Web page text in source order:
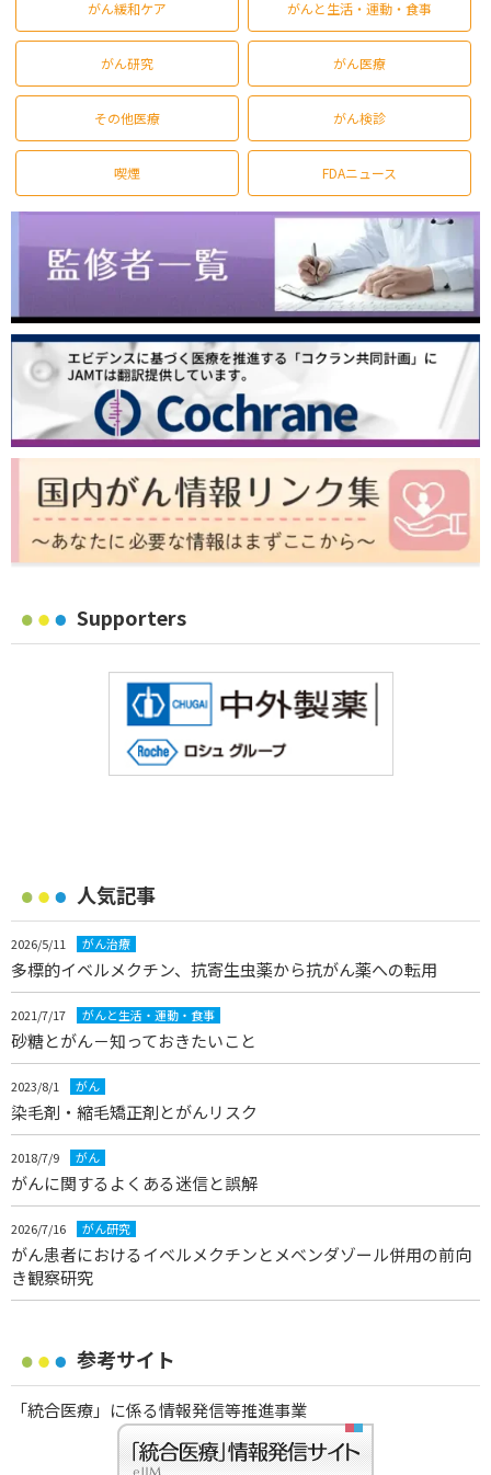
がん緩和ケア がんと生活・運動・食事
がん研究 がん医療
その他医療 がん検診
喫煙 FDAニュース
Supporters
人気記事
2026/5/11 がん治療
多標的イベルメクチン、抗寄生虫薬から抗がん薬への転用
2021/7/17 がんと生活・運動・食事
砂糖とがん－知っておきたいこと
2023/8/1 がん
染毛剤・縮毛矯正剤とがんリスク
2018/7/9 がん
がんに関するよくある迷信と誤解
2026/7/16 がん研究
がん患者におけるイベルメクチンとメベンダゾール併用の前向
き観察研究
参考サイト
「統合医療」に係る情報発信等推進事業